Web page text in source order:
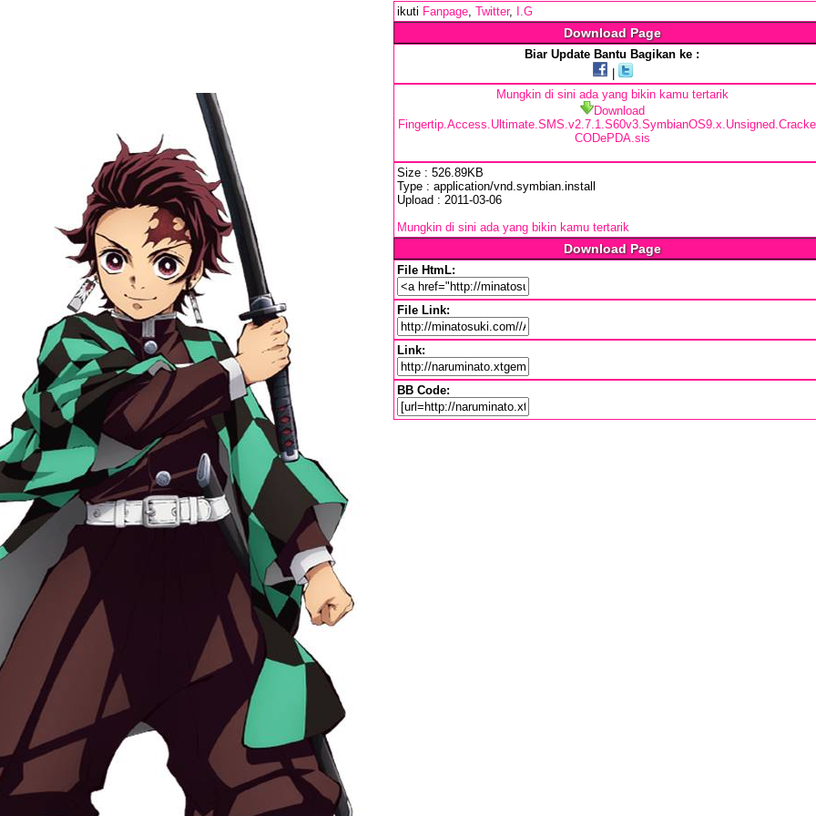
ikuti Fanpage, Twitter, I.G
Download Page
Biar Update Bantu Bagikan ke :
Mungkin di sini ada yang bikin kamu tertarik
Download
CODePDA.sis
Size : 526.89KB
Type : application/vnd.symbian.install
Upload : 2011-03-06
Mungkin di sini ada yang bikin kamu tertarik
Download Page
File HtmL:
File Link:
Link:
BB Code: